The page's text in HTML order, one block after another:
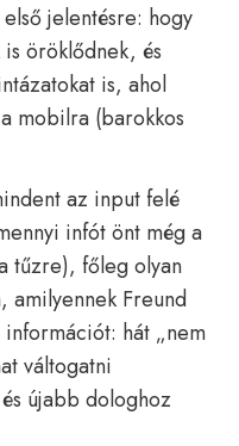
jelentésre: hogy
öröklődnek, és
is, ahol
mobilra (barokkos
az input felé
infót önt még a
tűzre), főleg olyan
amilyennek Freund
információt: hát „nem
váltogatni
újabb dologhoz